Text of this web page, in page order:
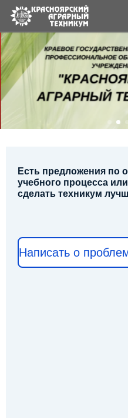
Есть предложения по
учебного процесса или
сделать техникум
Написать о